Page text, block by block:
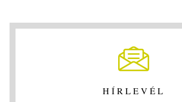
HÍRLEVÉL